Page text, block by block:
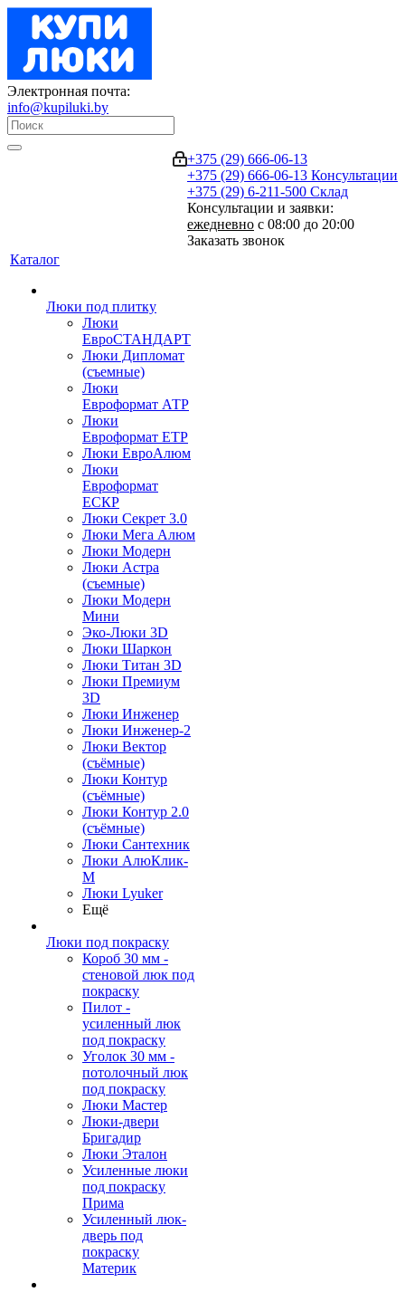
Электронная почта:
info@kupiluki.by
+375 (29) 666-06-13
+375 (29) 666-06-13 Консультации
+375 (29) 6-211-500 Склад
Консультации и заявки:
ежедневно с 08:00 до 20:00
Заказать звонок
Каталог
Люки под плитку
Люки
ЕвроСТАНДАРТ
Люки Дипломат
(съемные)
Люки
Евроформат АТР
Люки
Евроформат ЕТР
Люки ЕвроАлюм
Люки
Евроформат
ЕСКР
Люки Секрет 3.0
Люки Мега Алюм
Люки Модерн
Люки Астра
(съемные)
Люки Модерн
Мини
Эко-Люки 3D
Люки Шаркон
Люки Титан 3D
Люки Премиум
3D
Люки Инженер
Люки Инженер-2
Люки Вектор
(съёмные)
Люки Контур
(съёмные)
Люки Контур 2.0
(съёмные)
Люки Сантехник
Люки АлюКлик-
М
Люки Lyuker
Ещё
Люки под покраску
Короб 30 мм -
стеновой люк под
покраску
Пилот -
усиленный люк
под покраску
Уголок 30 мм -
потолочный люк
под покраску
Люки Мастер
Люки-двери
Бригадир
Люки Эталон
Усиленные люки
под покраску
Прима
Усиленный люк-
дверь под
покраску
Материк